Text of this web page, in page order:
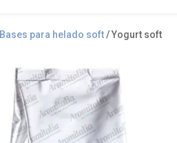
Bases para helado soft/ Yogurt soft